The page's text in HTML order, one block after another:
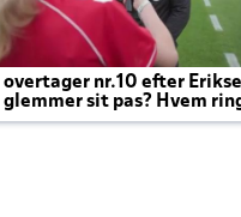
overtager nr.10 efter
glemmer sit pas? Hvem
altid til efter kampe?